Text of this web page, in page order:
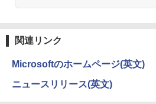
On My Road
関連リンク
Microsoftのホームページ(英文)
ニュースリリース(英文)